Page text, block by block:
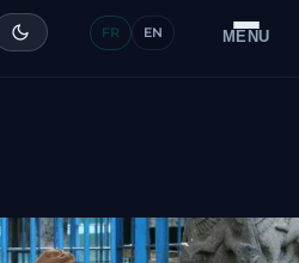
MENU
FR EN